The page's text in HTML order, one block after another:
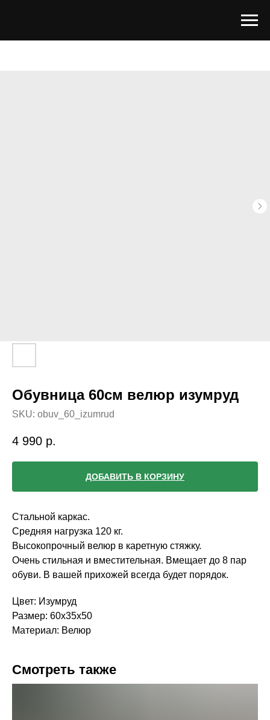
Обувница 60см велюр изумруд
SKU: obuv_60_izumrud
4 990 р.
ДОБАВИТЬ В КОРЗИНУ
Стальной каркас.
Средняя нагрузка 120 кг.
Высокопрочный велюр в каретную стяжку.
Очень стильная и вместительная. Вмещает до 8 пар
обуви. В вашей прихожей всегда будет порядок.
Цвет: Изумруд
Размер: 60х35х50
Материал: Велюр
Смотреть также